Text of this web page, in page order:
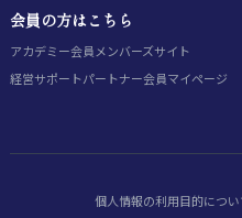
会員の方はこちら
アカデミー会員 メンバーズサイト
経営サポートパートナー会員マイページ
個人情報の利用目的につ